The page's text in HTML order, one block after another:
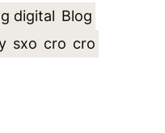
digital Blog
sxo cro cro